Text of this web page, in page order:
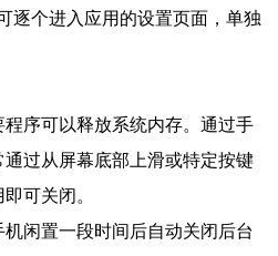
逐个进入应用的设置页面，单独
序可以释放系统内存。通过手
过从屏幕底部上滑或特定按键
可关闭。
闲置一段时间后自动关闭后台